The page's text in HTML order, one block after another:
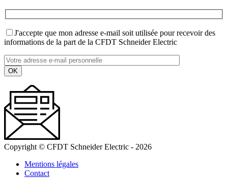
J'accepte que mon adresse e-mail soit utilisée pour recevoir des
informations de la part de la CFDT Schneider Electric
Copyright © CFDT Schneider Electric - 2026
Mentions légales
Contact